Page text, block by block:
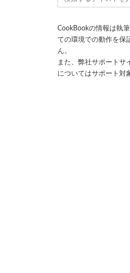
CookBookの情報は執
ての環境での動作を保
ん。
また、弊社サポートサ
についてはサポート対